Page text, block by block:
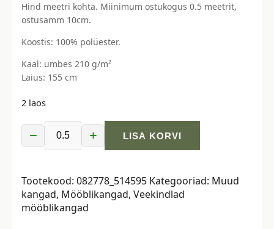
Hind meetri kohta. Miinimum ostukogus 0.5 meetrit,
ostusamm 10cm.
Koostis: 100% polüester.
Kaal: umbes 210 g/m²
Laius: 155 cm
2 laos
−
Vetthülgav
Oxford
kollased
lilled
tumesinisel
+ LISA KORVI
Tootekood: 082778_514595 Kategooriad: Muud
kangad, Mööblikangad, Veekindlad
mööblikangad